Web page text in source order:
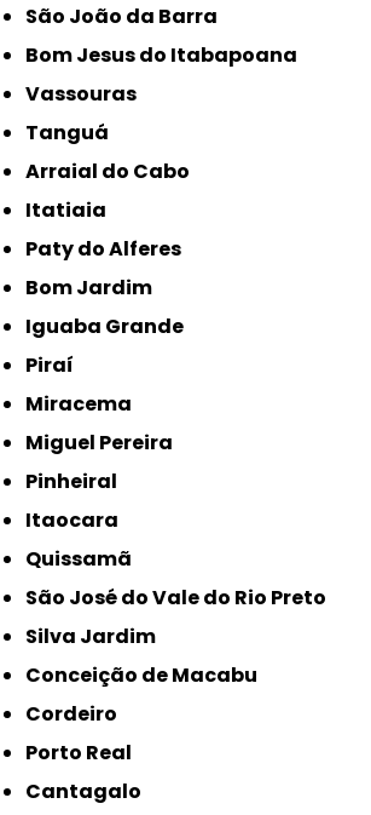
São João da Barra
Bom Jesus do Itabapoana
Vassouras
Tanguá
Arraial do Cabo
Itatiaia
Paty do Alferes
Bom Jardim
Iguaba Grande
Piraí
Miracema
Miguel Pereira
Pinheiral
Itaocara
Quissamã
São José do Vale do Rio Preto
Silva Jardim
Conceição de Macabu
Cordeiro
Porto Real
Cantagalo